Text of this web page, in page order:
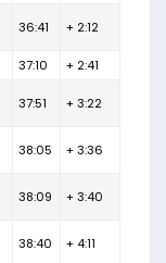
36:41 + 2:12
37:10 + 2:41
37:51 + 3:22
38:05 + 3:36
38:09 + 3:40
38:40 + 4:11